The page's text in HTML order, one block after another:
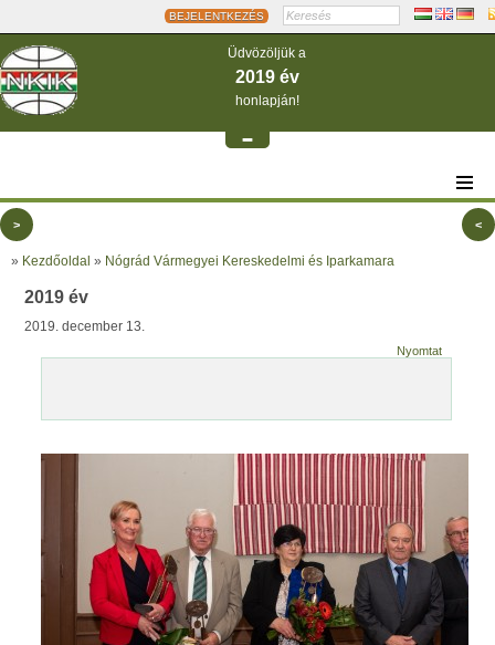
BEJELENTKEZÉS
Üdvözöljük a
2019 év
honlapján!
-
> <
» Kezdőoldal » Nógrád Vármegyei Kereskedelmi és Iparkamara
2019 év
2019. december 13.
Nyomtat